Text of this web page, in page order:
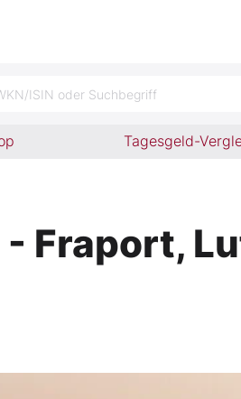
ISIN oder Suchbegriff
Tagesgeld-
Fraport,